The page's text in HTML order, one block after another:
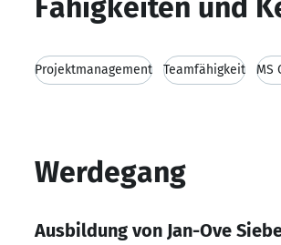
Fähigkeiten und
Projektmanagement Teamfähigkeit MS
Werdegang
Ausbildung von Jan-Ove